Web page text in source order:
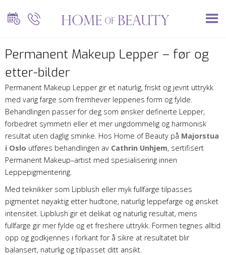
Permanent Makeup Lepper – før og
etter-bilder
Permanent Makeup Lepper gir et naturlig, friskt og jevnt uttrykk
med varig farge som fremhever leppenes form og fylde.
Behandlingen passer for deg som ønsker definerte Lepper,
forbedret symmetri eller et mer ungdommelig og harmonisk
resultat uten daglig sminke. Hos Home of Beauty på Majorstua
i Oslo utføres behandlingen av Cathrin Unhjem, sertifisert
Permanent Makeup–artist med spesialisering innen
Leppepigmentering.
Med teknikker som Lipblush eller myk fullfarge tilpasses
pigmentet nøyaktig etter hudtone, naturlig leppefarge og ønsket
intensitet. Lipblush gir et delikat og naturlig resultat, mens
fullfarge gir mer fylde og et freshere uttrykk. Formen tegnes alltid
opp og godkjennes i forkant for å sikre at resultatet blir
balansert, naturlig og tilpasset ditt ansikt.